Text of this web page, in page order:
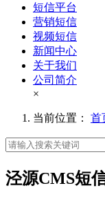
短信平台
营销短信
视频短信
新闻中心
关于我们
公司简介
×
当前位置： 首
泾源CMS短